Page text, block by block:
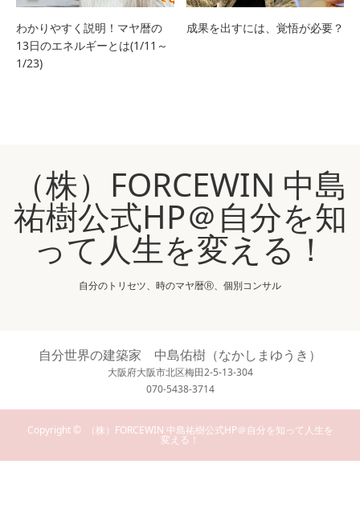
わかりやすく説明！マヤ暦の
13日のエネルギーとは(1/11～
1/23)
成果を出すには、覚悟が必要？
（株）FORCEWIN 中島
祐樹公式HP＠自分を知
って人生を変える！
自分のトリセツ、時のマヤ暦Ⓡ、個別コンサル
自分世界の建築家 中島佑樹（なかしまゆうき）
大阪府大阪市北区梅田2-5-13-304
070-5438-3714
Copyright © （株）FORCEWIN 中島祐樹公式HP＠自分を知って人生を
変える！